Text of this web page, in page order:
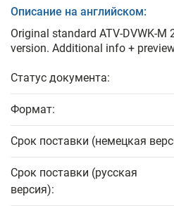
Описание на английском:
Original standard ATV-DVWK-M
version. Additional info +
Статус документа:
Формат:
Срок поставки (немецкая
Срок поставки (русская
версия):